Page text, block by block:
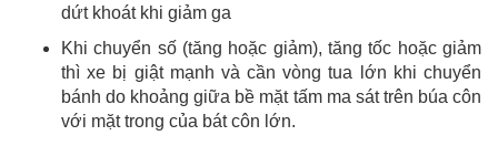
dứt khoát khi giảm ga
Khi chuyển số (tăng hoặc giảm), tăng tốc hoặc giảm
thì xe bị giật mạnh và cần vòng tua lớn khi chuyển
bánh do khoảng giữa bề mặt tấm ma sát trên búa côn
với mặt trong của bát côn lớn.